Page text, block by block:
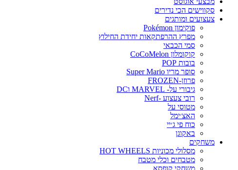
סקווישים הכי נדירים
צעצועים ומותגים
פוקימון Pokémon
מפרץ ההרפתקאות יחידת החילוץ
סמי הכבאי
קוקומלון CoCoMelon
בובות POP
סופר מריו Super Mario
פרוזן-FROZEN
גיבורי על- MARVEL וDC
רובי צעצוע -Nerf
מטוסי על
האצ׳ימל
כוח פי ג׳יי
באקוגן
משחקים
מסלולי מכוניות HOT WHEELS
מטבחים וכלי מטבח
משחקי קופסא